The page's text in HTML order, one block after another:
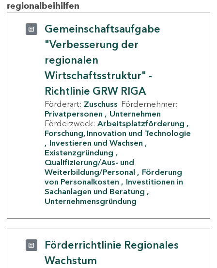
regionalbeihilfen
Gemeinschaftsaufgabe
"Verbesserung der
regionalen
Wirtschaftsstruktur" -
Richtlinie GRW RIGA
Förderart: Zuschuss Fördernehmer:
Privatpersonen
Unternehmen
Förderzweck: Arbeitsplatzförderung
Forschung, Innovation und Technologie
Investieren und Wachsen
Existenzgründung
Qualifizierung/Aus- und
Weiterbildung/Personal
Förderung
von Personalkosten
Investitionen in
Sachanlagen und Beratung
Unternehmensgründung
Förderrichtlinie Regionales
Wachstum